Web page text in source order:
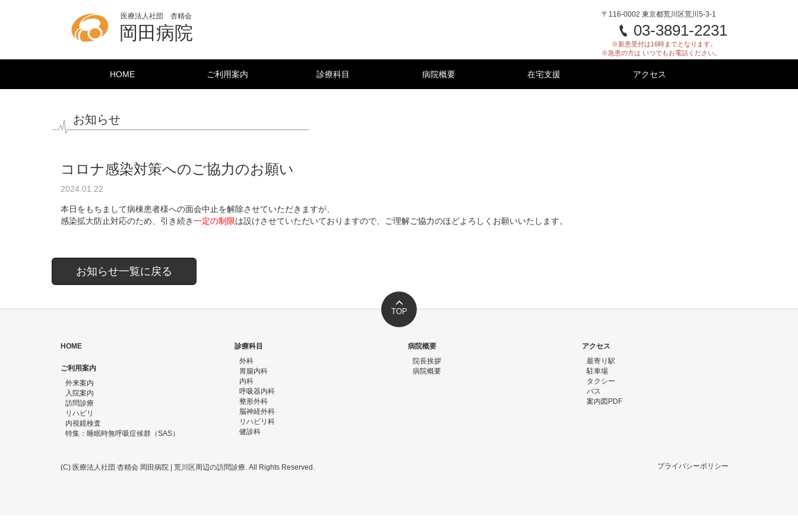
医療法人社団 杏精会
岡田病院
〒116-0002 東京都荒川区荒川5-3-1
03-3891-2231
※新患受付は16時までとなります。
※急患の方は いつでもお電話ください。
HOME ご利用案内 診療科目 病院概要 在宅支援 アクセス
お知らせ
コロナ感染対策へのご協力のお願い
2024.01.22
本日をもちまして病棟患者様への面会中止を解除させていただきますが、
感染拡大防止対応のため、引き続き一定の制限は設けさせていただいておりますので、ご理解ご協力のほどよろしくお願いいたします。
お知らせ一覧に戻る
TOP
HOME
ご利用案内
外来案内
入院案内
訪問診療
リハビリ
内視鏡検査
特集：睡眠時無呼吸症候群（SAS）
診療科目
外科
胃腸内科
内科
呼吸器内科
整形外科
脳神経外科
リハビリ科
健診科
病院概要
院長挨拶
病院概要
アクセス
最寄り駅
駐車場
タクシー
バス
案内図PDF
プライバシーポリシー
(C) 医療法人社団 杏精会 岡田病院 | 荒川区周辺の訪問診療. All Rights Reserved.